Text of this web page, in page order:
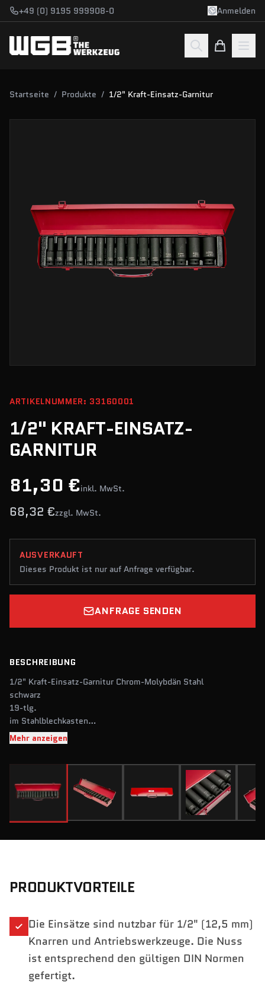
Zum Hauptinhalt springen
+49 (0) 9195 999908-0 Anmelden
Startseite / Produkte / 1/2" Kraft-Einsatz-Garnitur
ARTIKELNUMMER: 33160001
1/2" KRAFT-EINSATZ-
GARNITUR
81,30 €inkl. MwSt.
68,32 €zzgl. MwSt.
AUSVERKAUFT
Dieses Produkt ist nur auf Anfrage verfügbar.
ANFRAGE SENDEN
BESCHREIBUNG
1/2" Kraft-Einsatz-Garnitur Chrom-Molybdän Stahl
schwarz
19-tlg.
im Stahlblechkasten
1/2" Kraft-Einsatz, lange Ausführung 10 | 11 | 12 | 13 | 14 | 15
| 16 |
2 x Stift für 1/2" Kraft-Einsatze
Mehr anzeigen
PRODUKTVORTEILE
Die Einsätze sind nutzbar für 1/2" (12,5 mm)
Knarren und Antriebswerkzeuge. Die Nuss
ist entsprechend den gültigen DIN Normen
gefertigt.